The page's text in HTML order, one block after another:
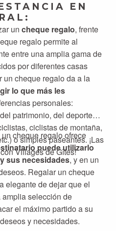
EN
un cheque regalo, frente
regalo permite al
entre una amplia gama de
por diferentes casas
un cheque regalo da a la
lo que más les
personales:
patrimonio, del deporte
ciclistas de montaña,
o simples paseantes. ¡Las
Villages de Gîtes!
cheque regalo ofrece
puede utilizarlo
sus necesidades, y en un
Regalar un cheque
elegante de dejar que el
selección de
el máximo partido a su
y necesidades.